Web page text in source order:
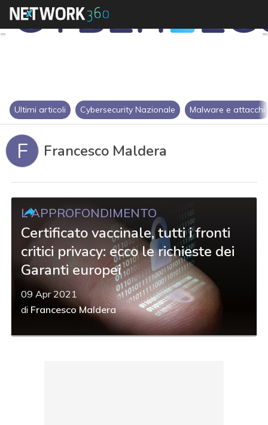
Ultimi articoli Cybersecurity Nazionale Malware e attacchi
F Francesco Maldera
L'APPROFONDIMENTO
Certificato vaccinale, tutti i fronti
critici privacy: ecco le richieste dei
Garanti europei
09 Apr 2021
di Francesco Maldera